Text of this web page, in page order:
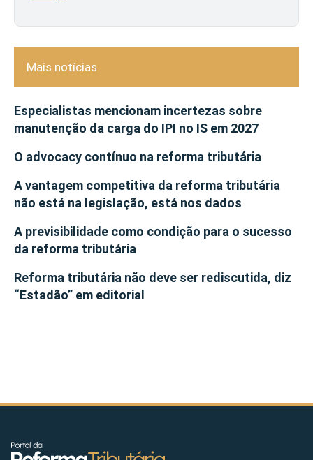
Mais notícias
Especialistas mencionam incertezas sobre
manutenção da carga do IPI no IS em 2027
O advocacy contínuo na reforma tributária
A vantagem competitiva da reforma tributária
não está na legislação, está nos dados
A previsibilidade como condição para o sucesso
da reforma tributária
Reforma tributária não deve ser rediscutida, diz
“Estadão” em editorial